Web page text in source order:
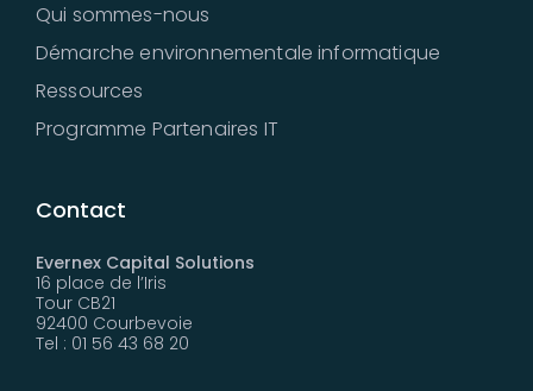
Qui sommes-nous
Démarche environnementale informatique
Ressources
Programme Partenaires IT
Contact
Evernex Capital Solutions
16 place de l’Iris
Tour CB21
92400 Courbevoie
Tel : 01 56 43 68 20